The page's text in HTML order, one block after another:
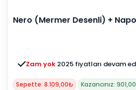
Nero (Mermer Desenli) +
Zam yok 2025 fiyatları devam
Sepette: 8.109,00₺ Kazancınız: